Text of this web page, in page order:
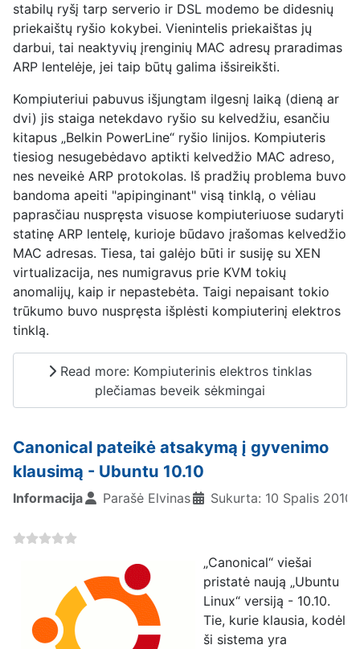
stabilų ryšį tarp serverio ir DSL modemo be didesnių
priekaištų ryšio kokybei. Vienintelis priekaištas jų
darbui, tai neaktyvių įrenginių MAC adresų praradimas
ARP lentelėje, jei taip būtų galima išsireikšti.
Kompiuteriui pabuvus išjungtam ilgesnį laiką (dieną ar
dvi) jis staiga netekdavo ryšio su kelvedžiu, esančiu
kitapus „Belkin PowerLine“ ryšio linijos. Kompiuteris
tiesiog nesugebėdavo aptikti kelvedžio MAC adreso,
nes neveikė ARP protokolas. Iš pradžių problema buvo
bandoma apeiti "apipinginant" visą tinklą, o vėliau
paprasčiau nuspręsta visuose kompiuteriuose sudaryti
statinę ARP lentelę, kurioje būdavo įrašomas kelvedžio
MAC adresas. Tiesa, tai galėjo būti ir susiję su XEN
virtualizacija, nes numigravus prie KVM tokių
anomalijų, kaip ir nepastebėta. Taigi nepaisant tokio
trūkumo buvo nuspręsta išplėsti kompiuterinį elektros
tinklą.
Read more: Kompiuterinis elektros tinklas
plečiamas beveik sėkmingai
Canonical pateikė atsakymą į gyvenimo
klausimą - Ubuntu 10.10
Informacija Parašė Elvinas Sukurta: 10 Spalis 2010
„Canonical“ viešai
pristatė naują „Ubuntu
Linux“ versiją - 10.10.
Tie, kurie klausia, kodėl
ši sistema yra